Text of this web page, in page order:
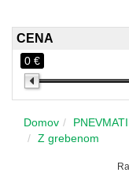
CENA
0 €
Domov
Z grebenom